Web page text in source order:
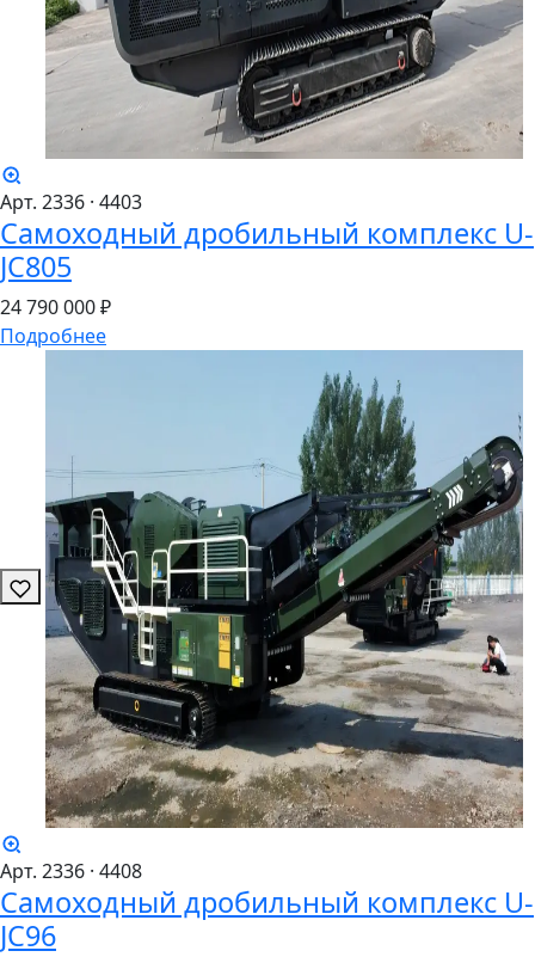
Арт. 2336 · 4403
Самоходный дробильный комплекс U-
JC805
24790000 ₽
Подробнее
Арт. 2336 · 4408
Самоходный дробильный комплекс U-
JC96